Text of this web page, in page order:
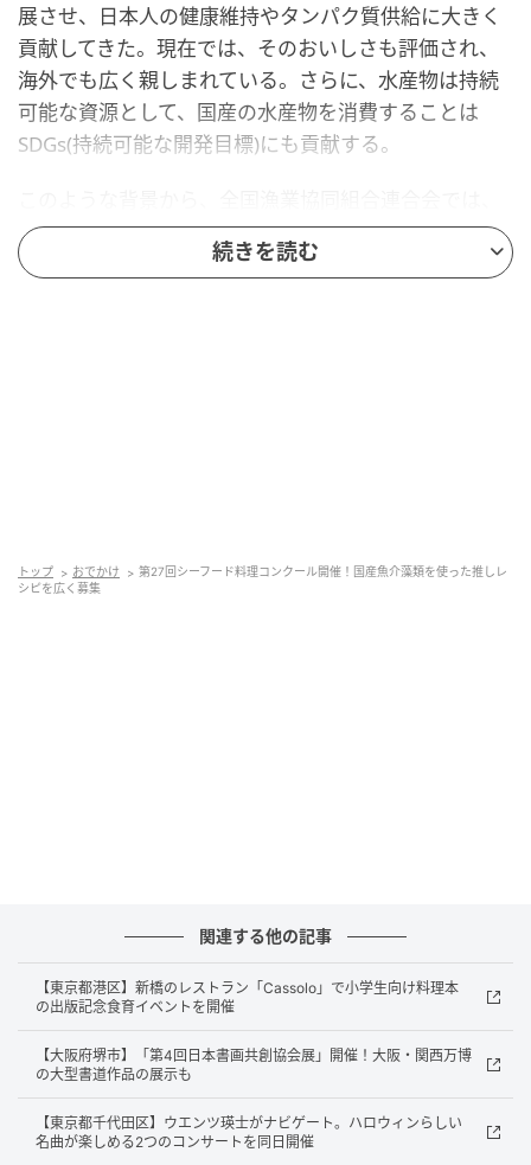
展させ、日本人の健康維持やタンパク質供給に大きく
貢献してきた。現在では、そのおいしさも評価され、
海外でも広く親しまれている。さらに、水産物は持続
可能な資源として、国産の水産物を消費することは
SDGs(持続可能な開発目標)にも貢献する。
「シーフード料理コンクール もっと身近に、おさかな
料理 ～ずーっと魚活！～」を実施。国産の水産物を使
施される。
ピ」を募集する。プロを目指す学生部門とは選択制に
なるので、どちらか一方を選択しよう。
また、2部門共通の応募条件は、国内在住で2027年1月
10日(日)に行われる実技審査・表彰式に参加可能であ
ること、高校生以下は保護者または指導教諭の引率が
可能であることとなっている。
続きを読む
トップ おでかけ
第27回シーフード料理コンクール開催！国産魚介藻類を使った推しレ
シピを広く募集
関連する他の記事
【東京都港区】新橋のレストラン「Cassolo」で小学生向け料理本
の出版記念食育イベントを開催
【大阪府堺市】「第4回日本書画共創協会展」開催！大阪・関西万博
の大型書道作品の展示も
【東京都千代田区】ウエンツ瑛士がナビゲート。ハロウィンらしい
名曲が楽しめる2つのコンサートを同日開催